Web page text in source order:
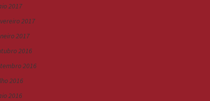
2017
2017
2017
2016
2016
2016
2016